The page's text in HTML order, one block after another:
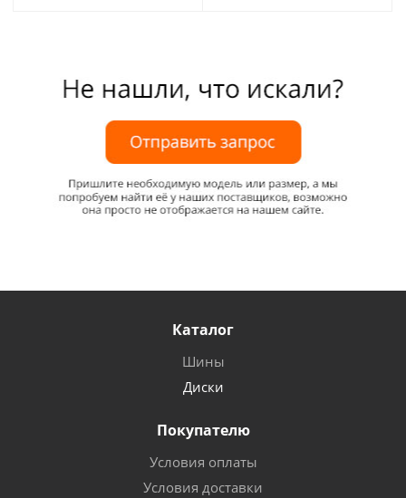
Каталог
Шины
Диски
Покупателю
Условия оплаты
Условия доставки